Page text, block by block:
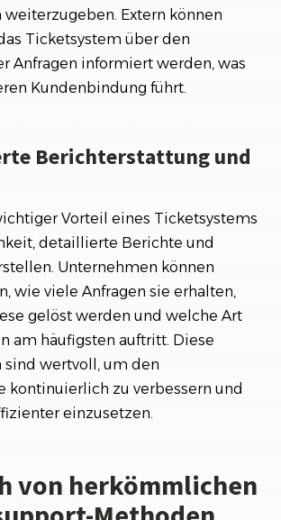
Extern können
Ticketsystem über den
Anfragen informiert werden, was
Kundenbindung führt.
Berichterstattung und
Vorteil eines Ticketsystems
detaillierte Berichte und
Unternehmen können
wie viele Anfragen sie erhalten,
gelöst werden und welche Art
am häufigsten auftritt. Diese
sind wertvoll, um den
kontinuierlich zu verbessern und
einzusetzen.
von herkömmlichen